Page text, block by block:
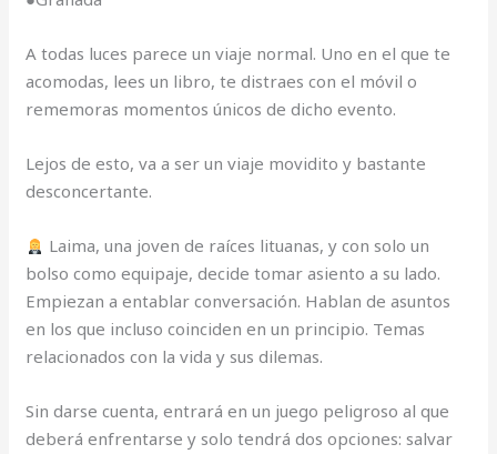
A todas luces parece un viaje normal. Uno en el que te
acomodas, lees un libro, te distraes con el móvil o
rememoras momentos únicos de dicho evento.
Lejos de esto, va a ser un viaje movidito y bastante
desconcertante.
Laima, una joven de raíces lituanas, y con solo un
bolso como equipaje, decide tomar asiento a su lado.
Empiezan a entablar conversación. Hablan de asuntos
en los que incluso coinciden en un principio. Temas
relacionados con la vida y sus dilemas.
Sin darse cuenta, entrará en un juego peligroso al que
deberá enfrentarse y solo tendrá dos opciones: salvar